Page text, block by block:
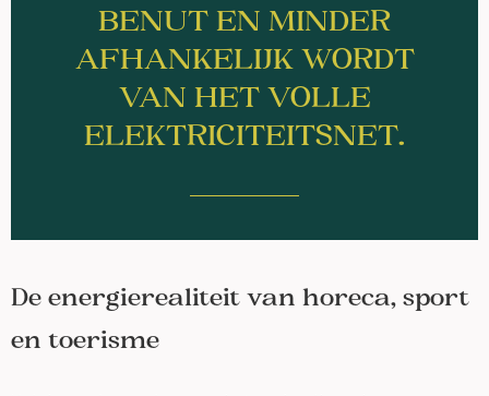
BENUT EN MINDER
AFHANKELIJK WORDT
VAN HET VOLLE
ELEKTRICITEITSNET.
De energierealiteit van horeca, sport
en toerisme